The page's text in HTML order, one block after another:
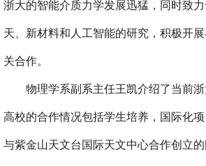
浙大的智能介质力学发展迅猛，同时致
天、新材料和人工智能的研究，积极开
关合作。
物理学系副系主任王凯介绍了当前
高校的合作情况包括学生培养，国际化
与紫金山天文台国际天文中心合作创立